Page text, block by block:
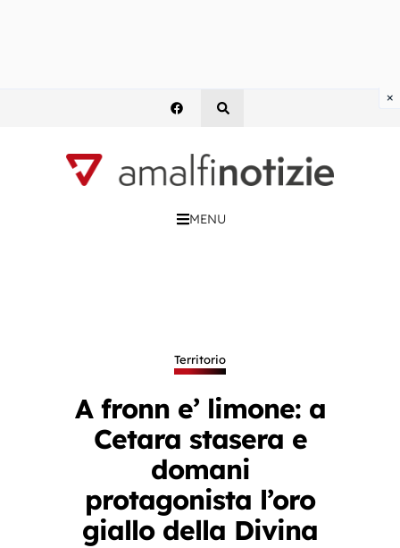
MENU
Territorio
A fronn e’ limone: a
Cetara stasera e
domani
protagonista l’oro
giallo della Divina
×